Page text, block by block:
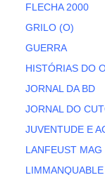
FLECHA 2000
GRILO (O)
GUERRA
HISTÓRIAS DO
JORNAL DA BD
JORNAL DO
JUVENTUDE E
LANFEUST MAG
LIMMANQUABLE